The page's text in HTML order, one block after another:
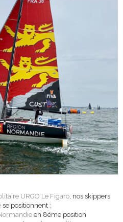
URGO Le Figaro, nos skippers
se positionnent :
en 8ème position